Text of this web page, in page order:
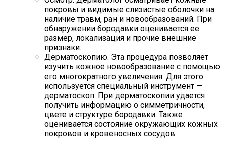
покровы и видимые слизистые оболочки на
наличие травм, ран и новообразований. При
обнаружении бородавки оценивается ее
размер, локализация и прочие внешние
признаки.
Дерматоскопию. Эта процедура позволяет
изучить кожное новообразование с помощью
его многократного увеличения. Для этого
используется специальный инструмент —
дерматоскоп. При дерматоскопии удается
получить информацию о симметричности,
цвете и структуре бородавки. Также
оценивается состояние окружающих кожных
покровов и кровеносных сосудов.